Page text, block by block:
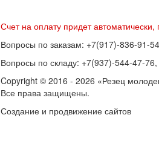
Счет на оплату придет
Вопросы по заказам: +7(917)-836-91-54
Вопросы по складу: +7(937)-544-47-
Copyright © 2016 - 2026 «Резец
Все права защищены.
Создание и продвижение сайтов